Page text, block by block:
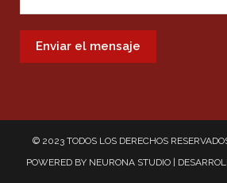
© 2023 TODOS LOS DERECHOS
POWERED BY NEURONA STUDIO |